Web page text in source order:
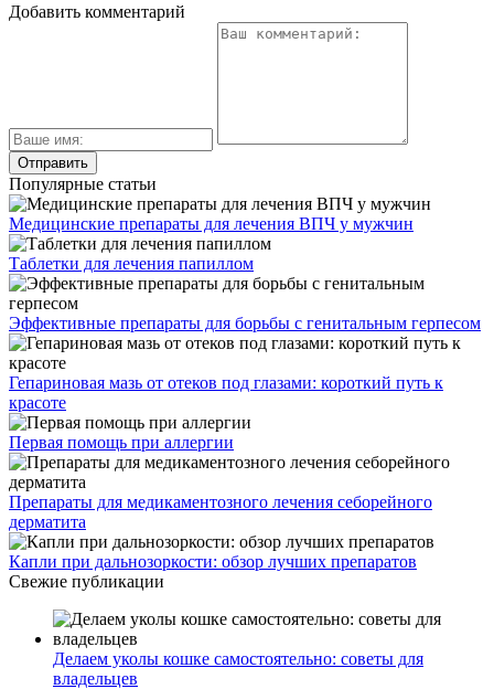
Добавить комментарий
Популярные статьи
Медицинские препараты для лечения ВПЧ у мужчин
Таблетки для лечения папиллом
Эффективные препараты для борьбы с генитальным герпесом
Гепариновая мазь от отеков под глазами: короткий путь к
красоте
Первая помощь при аллергии
Препараты для медикаментозного лечения себорейного
дерматита
Капли при дальнозоркости: обзор лучших препаратов
Свежие публикации
Делаем уколы кошке самостоятельно: советы для
владельцев